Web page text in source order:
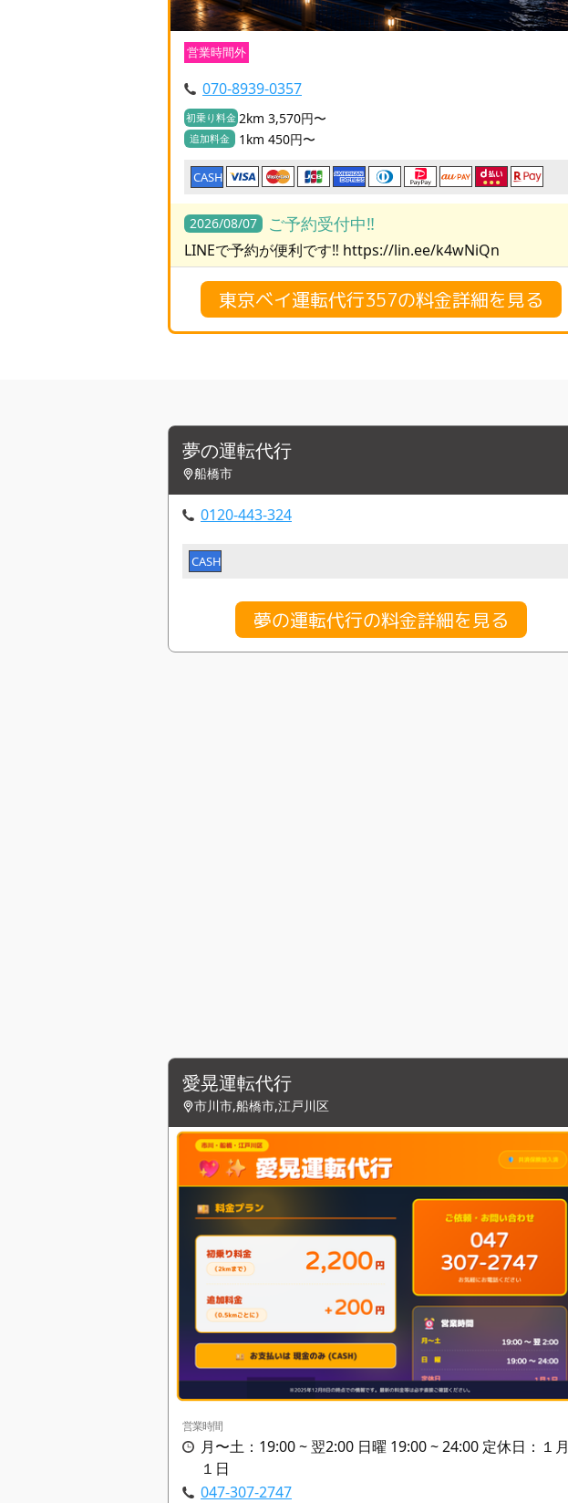
営業時間外
070-8939-0357
初乗り料金 2km 3,570円〜
追加料金 1km 450円〜
CASH
2026/08/07 ご予約受付中‼️
LINEで予約が便利です‼️ https://lin.ee/k4wNiQn
東京ベイ運転代行357の料金詳細を見る
夢の運転代行
船橋市
0120-443-324
CASH
夢の運転代行の料金詳細を見る
愛晃運転代行
市川市,船橋市,江戸川区
営業時間
月〜土：19:00 ~ 翌2:00 日曜 19:00 ~ 24:00 定休日：１月
１日
047-307-2747